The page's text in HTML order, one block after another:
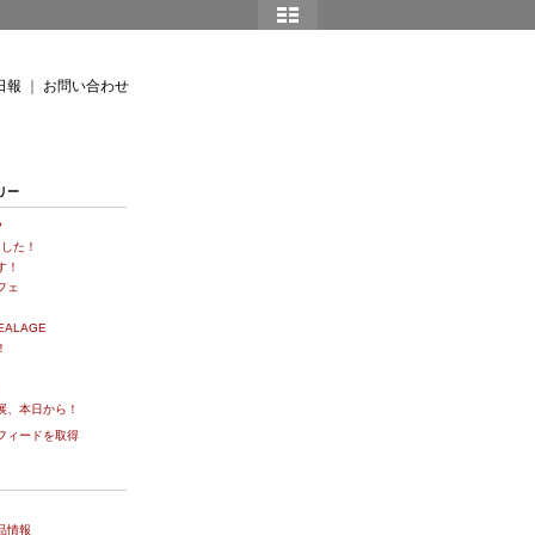
報 お問い合わせ
ー
た！
！
ェ
、本日から！
ィードを取得
情報